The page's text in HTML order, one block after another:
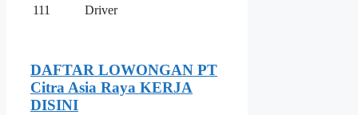
111
Driver
DAFTAR LOWONGAN PT
Citra Asia Raya KERJA
DISINI